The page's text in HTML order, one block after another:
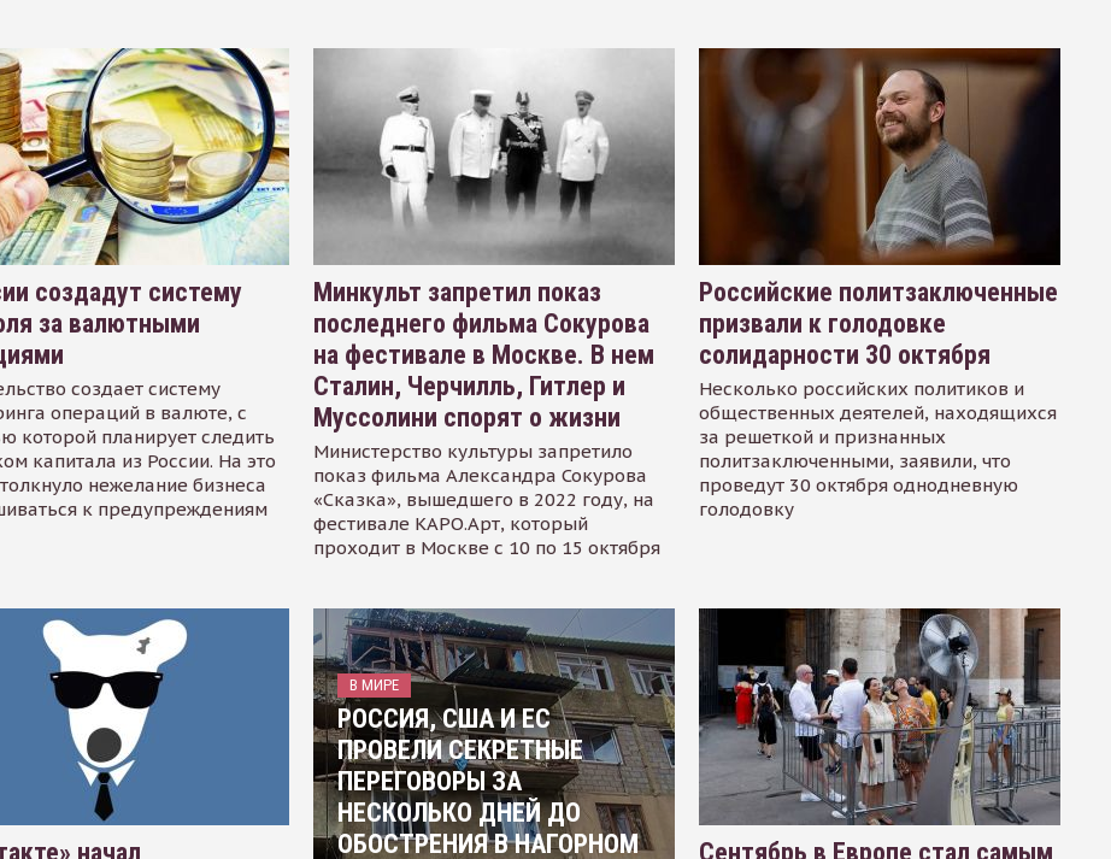
создадут систему
за валютными
создает систему
операций в валюте, с
которой планирует следить
капитала из России. На это
нежелание бизнеса
к предупреждениям
Минкульт запретил показ
последнего фильма Сокурова
на фестивале в Москве. В нем
Сталин, Черчилль, Гитлер и
Муссолини спорят о жизни
Министерство культуры запретило
показ фильма Александра Сокурова
«Сказка», вышедшего в 2022 году, на
фестивале КАРО.Арт, который
проходит в Москве с 10 по 15 октября
Российские политзаключенные
призвали к голодовке
солидарности 30 октября
Несколько российских политиков и
общественных деятелей, находящихся
за решеткой и признанных
политзаключенными, заявили, что
проведут 30 октября однодневную
голодовку
начал
В МИРЕ
РОССИЯ, США И ЕС
ПРОВЕЛИ СЕКРЕТНЫЕ
ПЕРЕГОВОРЫ ЗА
НЕСКОЛЬКО ДНЕЙ ДО
ОБОСТРЕНИЯ В НАГОРНОМ
Сентябрь в Европе стал самым